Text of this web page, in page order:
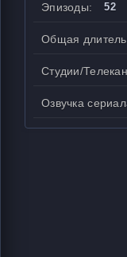
Эпизоды: 52
Общая
Студии/
Озвучка